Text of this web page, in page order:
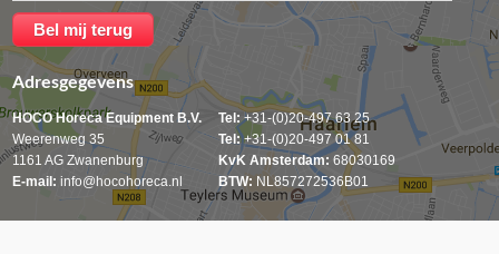
Adresgegevens
HOCO Horeca Equipment B.V.
Weerenweg 35
1161 AG Zwanenburg
E-mail: info@hocohoreca.nl
Tel:+31-(0)20-497 63 25
Tel:+31-(0)20-497 01 81
KvK Amsterdam: 68030169
BTW: NL857272536B01